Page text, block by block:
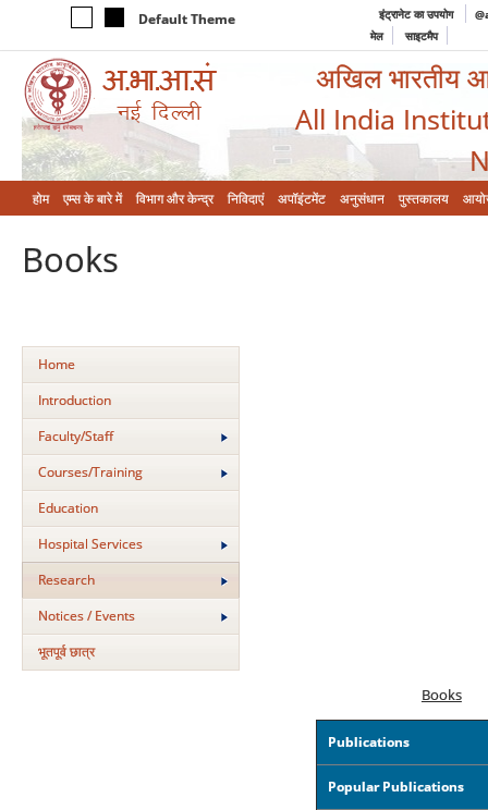
Default Theme इंट्रानेट का उपयोग
मेल
साइटमैप
अखिल भारतीय
All India
होम एम्‍स के बारे में विभाग और केन्‍द्र निविदाएं अपॉइंटमेंट अनुसंधान पुस्तकालय
Books
Home
Introduction
Faculty/Staff
Courses/Training
Education
Hospital Services
Research
Notices / Events
भूतपूर्व छात्र
Books
Publications
Popular Publications